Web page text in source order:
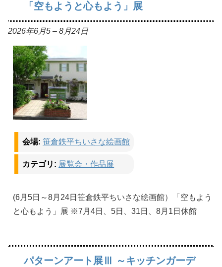
「空もようと心もよう」展
2026年6月5 – 8月24日
会場: 笹倉鉄平ちいさな絵画館
カテゴリ: 展覧会・作品展
(6月5日～8月24日笹倉鉄平ちいさな絵画館）「空もよう
と心もよう」展 ※7月4日、5日、31日、8月1日休館
パターンアート展Ⅲ ～キッチンガーデ